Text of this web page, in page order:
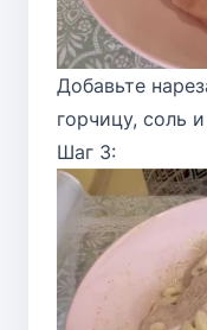
Добавьте
горчицу, соль
Шаг 3: